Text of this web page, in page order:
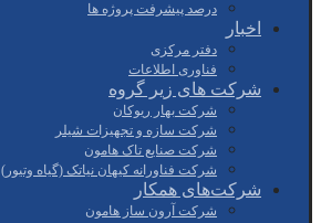
درصد پیشرفت پروژه ها
اخبار
دفتر مرکزی
فناوری اطلاعات
شرکت های زیر گروه
شرکت بهار ریوکان
شرکت سازه و تجهیزات شیلر
شرکت صنایع تاک هامون
شرکت فناورانه کیهان نیاتک (گیاه وتیور)
شرکت‌های همکار
شرکت آرون ساز هامون